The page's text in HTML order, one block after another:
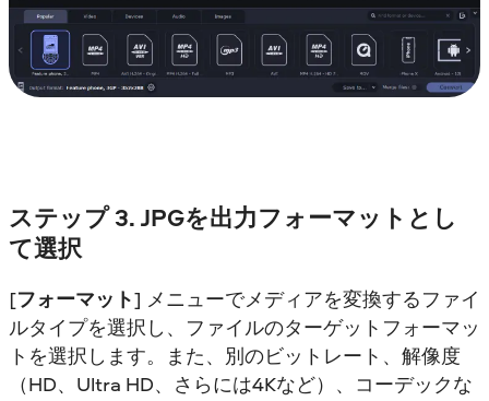
ステップ 3. JPGを出力フォーマットとし
て選択
[フォーマット] メニューでメディアを変換するファイ
ルタイプを選択し、ファイルのターゲットフォーマッ
トを選択します。また、別のビットレート、解像度
（HD、Ultra HD、さらには4Kなど）、コーデックな